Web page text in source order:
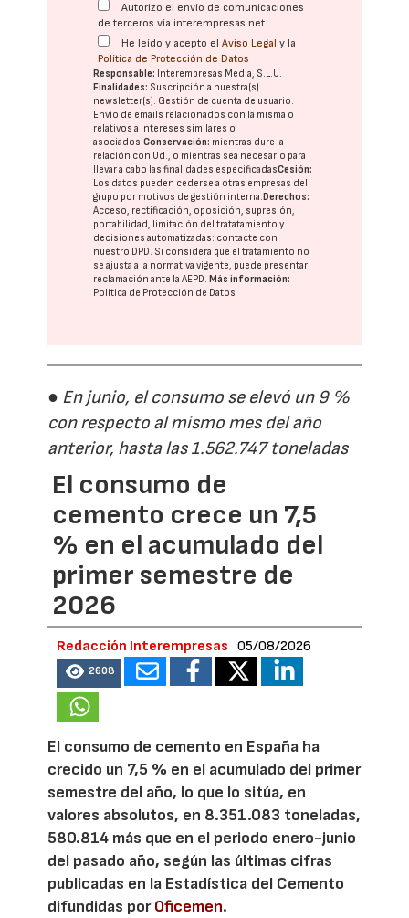
Autorizo el envío de comunicaciones
de terceros vía interempresas.net
He leído y acepto elAviso Legal y la
Política de Protección de Datos
Responsable: Interempresas Media, S.L.U.
Finalidades: Suscripción a nuestra(s)
newsletter(s). Gestión de cuenta de usuario.
Envío de emails relacionados con la misma o
relativos a intereses similares o
asociados.Conservación: mientras dure la
relación con Ud., o mientras sea necesario para
llevar a cabo las finalidades especificadasCesión:
Los datos pueden cederse a otras empresas del
grupo por motivos de gestión interna. Derechos:
Acceso, rectificación, oposición, supresión,
portabilidad, limitación del tratatamiento y
decisiones automatizadas: contacte con
nuestro DPD. Si considera que el tratamiento no
se ajusta a la normativa vigente, puede presentar
reclamación ante laAEPD. Más información:
Política de Protección de Datos
● En junio, el consumo se elevó un 9 %
con respecto al mismo mes del año
anterior, hasta las 1.562.747 toneladas
El consumo de
cemento crece un 7,5
% en el acumulado del
primer semestre de
2026
Redacción Interempresas 05/08/2026
2608
El consumo de cemento en España ha
crecido un 7,5 % en el acumulado del primer
semestre del año, lo que lo sitúa, en
valores absolutos, en 8.351.083 toneladas,
580.814 más que en el periodo enero-junio
del pasado año, según las últimas cifras
publicadas en la Estadística del Cemento
difundidas porOficemen.